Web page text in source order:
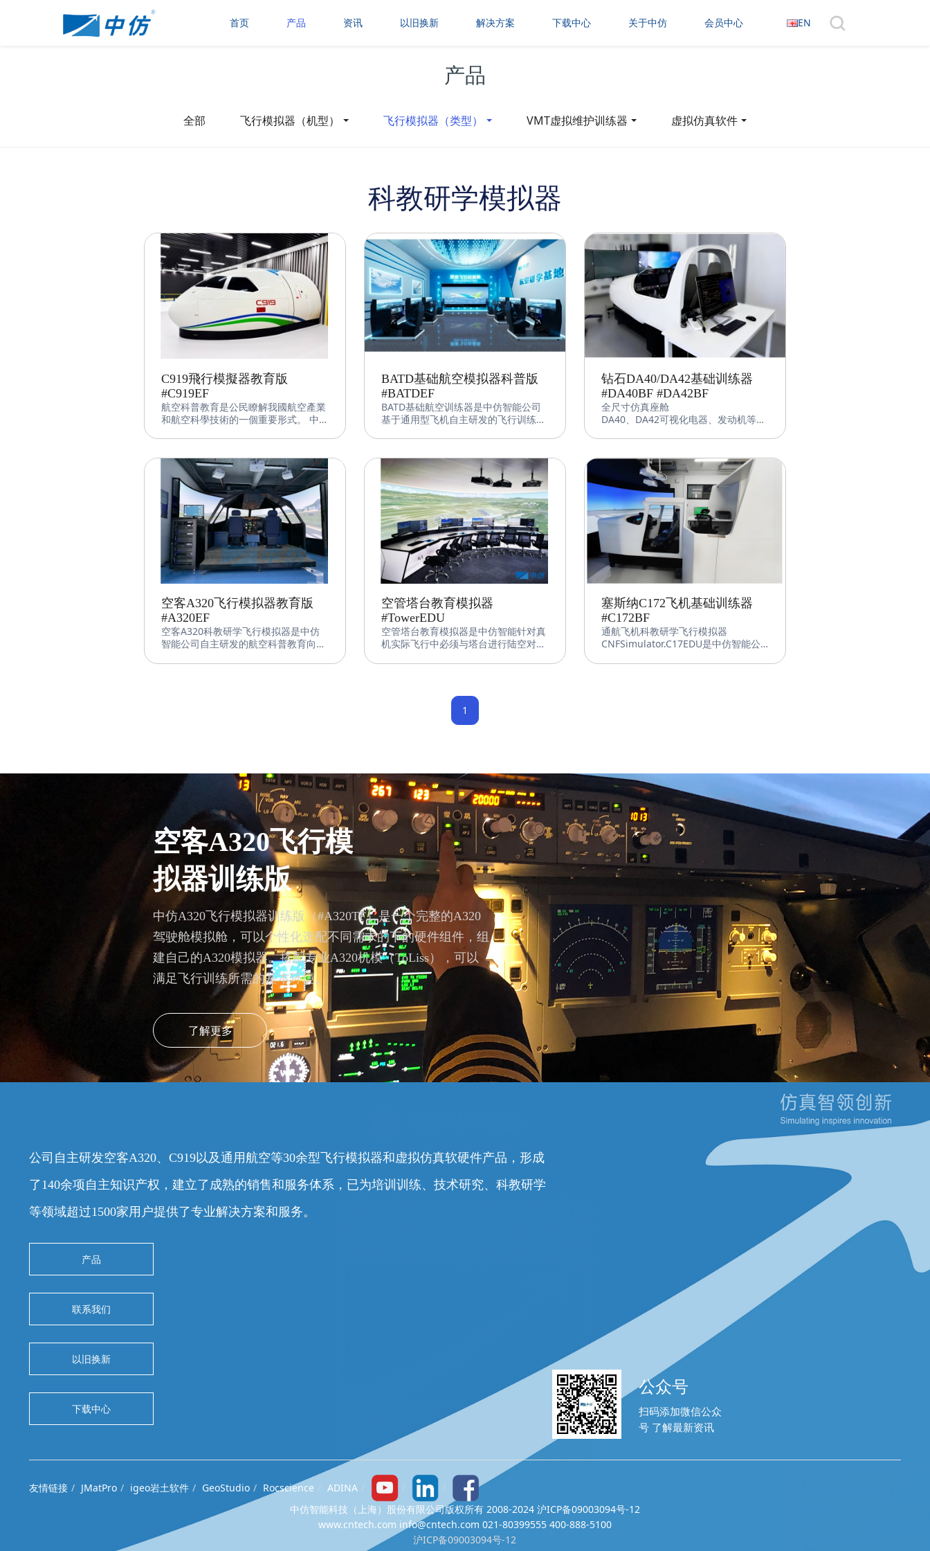
首页 产品 资讯 以旧换新 解决方案 下载中心 关于中仿 会员中心 EN
产品
全部 飞行模拟器（机型） 飞行模拟器（类型） VMT虚拟维护训练器 虚拟仿真软件
科教研学模拟器
C919飛行模擬器教育版
#C919EF
航空科普教育是公民瞭解我國航空產業
和航空科學技術的一個重要形式。 中
主研發的航空科普教育研學飛行模擬
器。 該設備採用中仿智慧先進的飛行
控制軟件、圖形圖像系統和機電集成系
統，並基於科普教育的特性和需求對設
備進行了適當的調整，使得其更適合面
對青少年用戶。 該設備可實現對國產
大飛機的高精度飛行模擬，提供逼真的
視覺和聽覺效果，為客戶提供一個沉浸
式的模擬飛行體驗同時提高航空基礎知
識和技能。
BATD基础航空模拟器科普版
#BATDEF
BATD基础航空训练器是中仿智能公司
基于通用型飞机自主研发的飞行训练
统，可在Cessna172、Cessna182、
Diamond DA40、Diamond DA42间
任意切换，以较低的成本覆盖多种机型
及各类训练。
钻石DA40/DA42基础训练器
#DA40BF #DA42BF
全尺寸仿真座舱
DA40、DA42可视化电器、发动机等分
表、磁罗盘等，全球导航数据库
采用与专业训练设备同等性能的力载荷
系统CLS（Control Loading System）
俯仰轴、滚转轴、偏航轴，手感细腻，
精确再现不同飞行状态下的杆力、舵力
变化
教员台系统可以远程控制各种训练参
数，包括位置、天气、时间、重量/平
衡、故障等
空客A320飞行模拟器教育版
#A320EF
空客A320科教研学飞行模拟器是中仿
智能公司自主研发的航空科普教育向模
空管塔台教育模拟器
#TowerEDU
空管塔台教育模拟器是中仿智能针对真
机实际飞行中必须与塔台进行陆空对
练知识，实现对真实飞机飞行数据和状
况的高精度飞行模拟。该设备可以用来
学习飞行模拟科普认知，学习在陆地与
塞斯纳C172飞机基础训练器
#C172BF
通航飞机科教研学飞行模拟器
CNFSimulator.C17EDU是中仿智能公
1
空客A320飞行模
拟器训练版
中仿A320飞行模拟器训练版（#A320TF）是一个完整的A320
驾驶舱模拟舱，可以个性化选配不同需求的下的硬件组件，组
建自己的A320模拟器。搭配专业A320机模（ToLiss），可以
满足飞行训练所需的基本环境。
了解更多
公司自主研发空客A320、C919以及通用航空等30余型飞行模拟器和虚拟仿真软硬件产品，形成
了140余项自主知识产权，建立了成熟的销售和服务体系，已为培训训练、技术研究、科教研学
等领域超过1500家用户提供了专业解决方案和服务。
产品
联系我们
以旧换新
下载中心
公众号
扫码添加微信公众
号 了解最新资讯
友情链接 JMatPro igeo岩土软件 GeoStudio Rocscience
ADINA
中仿智能科技（上海）股份有限公司版权所有 2008-2024 沪ICP备09003094号-12
www.cntech.com info@cntech.com 021-80399555 400-888-5100
沪ICP备09003094号-12